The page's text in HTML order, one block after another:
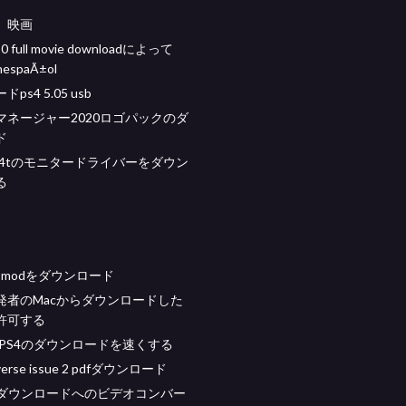
映画
full movie downloadによって
ドps4 5.05 usb
ネージャー2020ロゴパックのダ
のモニタードライバーをダウン
をダウンロード
者のMacからダウンロードした
可する
のダウンロードを速くする
issue 2 pdfダウンロード
ウンロードへのビデオコンバー